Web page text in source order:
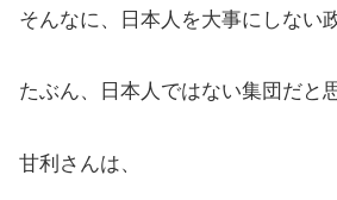
そんなに、日本人を大事にしない
たぶん、日本人ではない集団だと
甘利さんは、